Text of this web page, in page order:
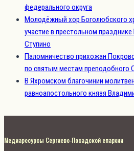
федерального округа
Молодёжный хор Боголюбского
участие в престольном
Ступино
Паломничество прихожан
по святым местам преподобного
В Яхромском благочинии
равноапостольного князя
Медиаресурсы Сергиево-Посадской епархии